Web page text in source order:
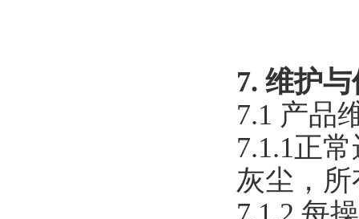
7. 维护
7.1 产品
7.1.1正
灰尘，